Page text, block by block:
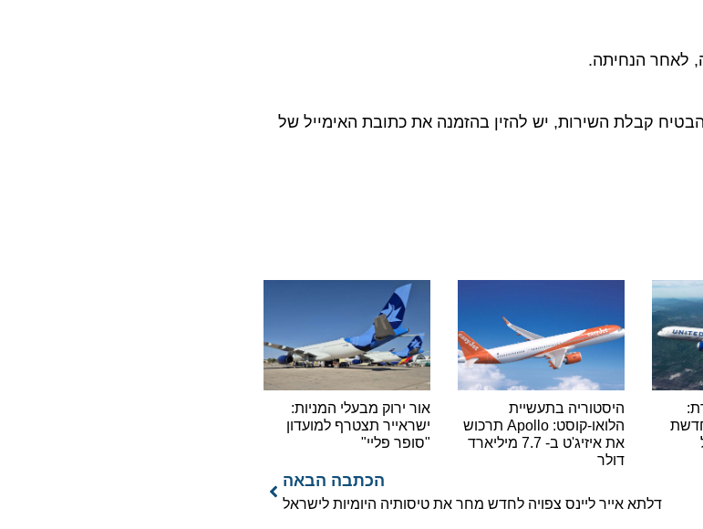
קבלת השירות, יש להזין בהזמנה את כתובת האימייל של
היסטוריה בתעשיית
הלואו-קוסט: Apollo תרכוש
את איזיג'ט ב- 7.7 מיליארד
דולר
אור ירוק מבעלי המניות:
ישראייר תצטרף למועדון
"סופר פליי"
הכתבה הבאה
דלתא אייר ליינס צפויה לחדש מחר את טיסותיה היומיות לישראל